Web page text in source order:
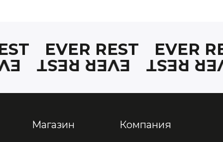
EVER REST
EVER
EVER REST EVER
Магазин Компания